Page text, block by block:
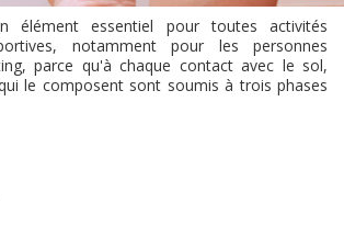
élément essentiel pour toutes activités
notamment pour les personnes
parce qu'à chaque contact avec le sol,
le composent sont soumis à trois phases